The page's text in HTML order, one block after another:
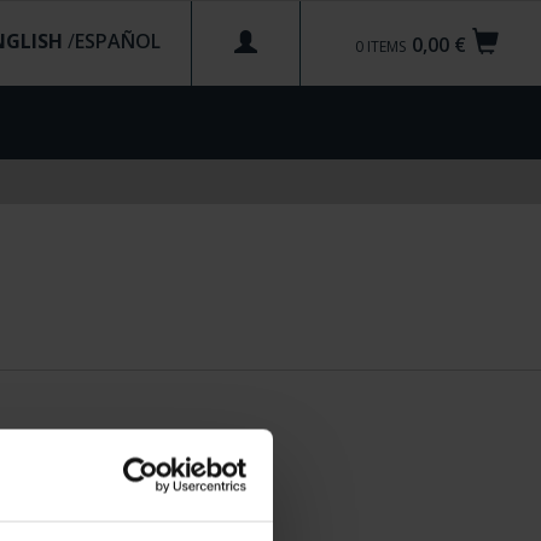
0,00 €
0 ITEMS
/